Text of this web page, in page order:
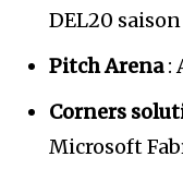
DEL20 saison
Pitch Arena:
Corners
Microsoft